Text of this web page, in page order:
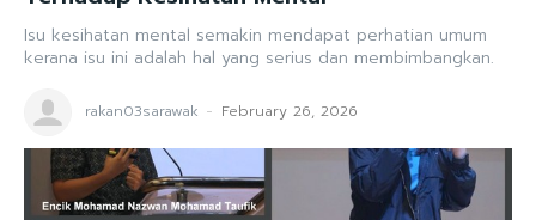
Isu kesihatan mental semakin mendapat perhatian umum
kerana isu ini adalah hal yang serius dan membimbangkan.
rakan03sarawak - February 26, 2026